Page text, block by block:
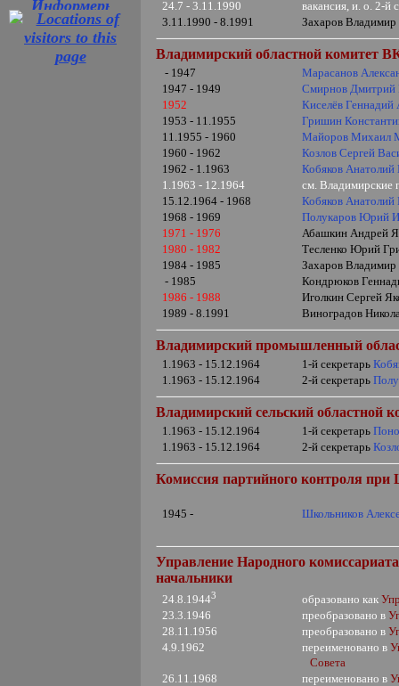
24.7 - 3.11.1990
вакансия, и. о. 2-й
3.11.1990 - 8.1991
Захаров
Владимирский областной комитет
- 1947
Марасанов
1947 - 1949
Смирнов Дмитрий
1952
Киселёв Геннадий
1953 - 11.1955
Гришин
11.1955 - 1960
Майоров Михаил
1960 - 1962
Козлов Сергей
1962 - 1.1963
Кобяков Анатолий
1.1963 - 12.1964
см.
15.12.1964 - 1968
Кобяков Анатолий
1968 - 1969
Полукаров Юрий
1971 - 1976
Абашкин Андрей
1980 - 1982
Тесленко Юрий
1984 - 1985
Захаров
- 1985
Кондрюков
1986 - 1988
Иголкин Сергей
1989 - 8.1991
Виноградов
Владимирский промышленный
1.1963 - 15.12.1964 1-й секретарь
1.1963 - 15.12.1964
2-й секретарь
Владимирский сельский областной
1.1963 - 15.12.1964 1-й секретарь
1.1963 - 15.12.1964
2-й секретарь
Комиссия партийного контроля
1945 - Школьников
Управление Народного
начальники
24.8.19443 образовано как
23.3.1946
преобразовано в
28.11.1956
преобразовано в
4.9.1962
переименовано в
Совета
26.11.1968
переименовано в